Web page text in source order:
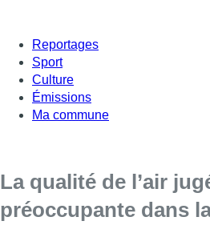
Reportages
Sport
Culture
Émissions
Ma commune
La qualité de l’air
préoccupante dans